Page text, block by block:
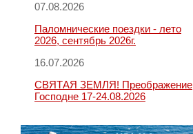
07.08.2026
Паломнические поездки - лето
2026, сентябрь 2026г.
16.07.2026
СВЯТАЯ ЗЕМЛЯ! Преображение
Господне 17-24.08.2026